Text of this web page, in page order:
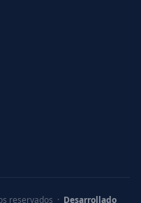
reservados · Desarrollado